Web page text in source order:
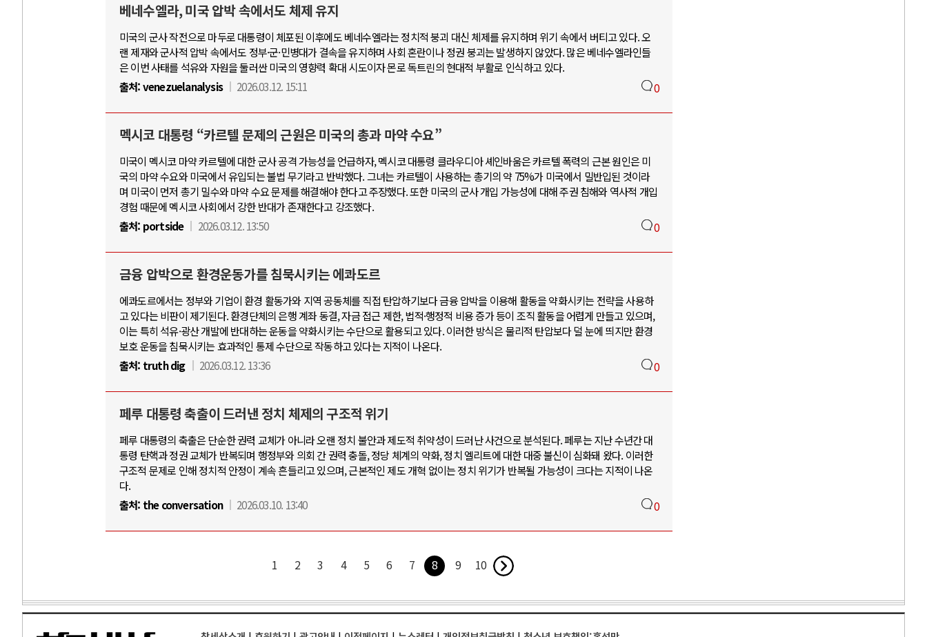
베네수엘라, 미국 압박 속에서도 체제 유지
미국의 군사 작전으로 마두로 대통령이 체포된 이후에도 베네수엘라는 정치적 붕괴 대신 체제를 유지하며 위기 속에서 버티고 있다. 오
랜 제재와 군사적 압박 속에서도 정부·군·민병대가 결속을 유지하며 사회 혼란이나 정권 붕괴는 발생하지 않았다. 많은 베네수엘라인들
은 이번 사태를 석유와 자원을 둘러싼 미국의 영향력 확대 시도이자 몬로 독트린의 현대적 부활로 인식하고 있다.
출처:venezuelanalysis 2026.03.12. 15:11 0
멕시코 대통령 “카르텔 문제의 근원은 미국의 총과 마약 수요”
미국이 멕시코 마약 카르텔에 대한 군사 공격 가능성을 언급하자, 멕시코 대통령 클라우디아 셰인바움은 카르텔 폭력의 근본 원인은 미
국의 마약 수요와 미국에서 유입되는 불법 무기라고 반박했다. 그녀는 카르텔이 사용하는 총기의 약 75%가 미국에서 밀반입된 것이라
며 미국이 먼저 총기 밀수와 마약 수요 문제를 해결해야 한다고 주장했다. 또한 미국의 군사 개입 가능성에 대해 주권 침해와 역사적 개입
경험 때문에 멕시코 사회에서 강한 반대가 존재한다고 강조했다.
출처: portside 2026.03.12. 13:50 0
금융 압박으로 환경운동가를 침묵시키는 에콰도르
에콰도르에서는 정부와 기업이 환경 활동가와 지역 공동체를 직접 탄압하기보다 금융 압박을 이용해 활동을 약화시키는 전략을 사용하
고 있다는 비판이 제기된다. 환경단체의 은행 계좌 동결, 자금 접근 제한, 법적·행정적 비용 증가 등이 조직 활동을 어렵게 만들고 있으며,
이는 특히 석유·광산 개발에 반대하는 운동을 약화시키는 수단으로 활용되고 있다. 이러한 방식은 물리적 탄압보다 덜 눈에 띄지만 환경
보호 운동을 침묵시키는 효과적인 통제 수단으로 작동하고 있다는 지적이 나온다.
출처: truth dig 2026.03.12. 13:36 0
페루 대통령 축출이 드러낸 정치 체제의 구조적 위기
페루 대통령의 축출은 단순한 권력 교체가 아니라 오랜 정치 불안과 제도적 취약성이 드러난 사건으로 분석된다. 페루는 지난 수년간 대
통령 탄핵과 정권 교체가 반복되며 행정부와 의회 간 권력 충돌, 정당 체계의 약화, 정치 엘리트에 대한 대중 불신이 심화돼 왔다. 이러한
구조적 문제로 인해 정치적 안정이 계속 흔들리고 있으며, 근본적인 제도 개혁 없이는 정치 위기가 반복될 가능성이 크다는 지적이 나온
다.
출처: the conversation 2026.03.10. 13:40 0
1 2 3 4 5 6 7 8 9 10